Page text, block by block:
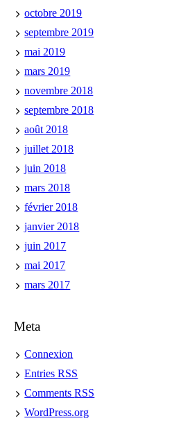
octobre 2019
septembre 2019
mai 2019
mars 2019
novembre 2018
septembre 2018
août 2018
juillet 2018
juin 2018
mars 2018
février 2018
janvier 2018
juin 2017
mai 2017
mars 2017
Meta
Connexion
EntriesRSS
CommentsRSS
WordPress.org